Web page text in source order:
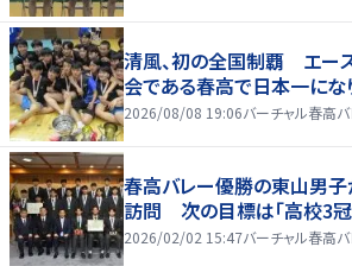
清風、初の全国制覇 エー
会である春高で日本一にな
2026/08/08 19:06バーチャル春高
春高バレー優勝の東山男
訪問 次の目標は「高校3冠
2026/02/02 15:47バーチャル春高